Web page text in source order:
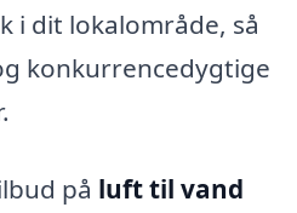
i dit lokalområde, så
konkurrencedygtige
på luft til vand